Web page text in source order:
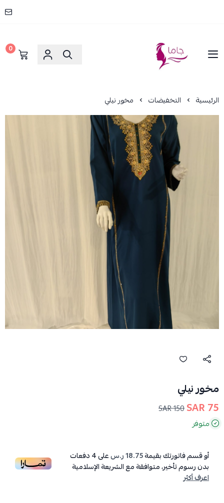
جاما _ JAMA
0
الرئيسية التخفيضات مخور نيلي
مخور نيلي
75 SAR
150 SAR
متوفر
أو قسم فاتورتك بقيمة18.75 ر.س على4دفعات
بدون رسوم تأخير، متوافقة مع الشريعة الإسلامية
اعرف أكثر